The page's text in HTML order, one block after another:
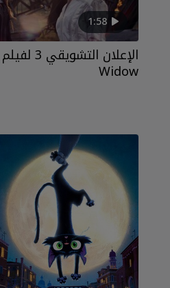
1:58
Widow